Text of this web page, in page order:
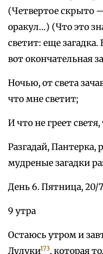
(Четвертое скрыто
оракул…) (Что это
светит: еще
вот окончательная
Ночью, от света
что мне светит;
И что не греет
Разгадай, Пантерка,
мудреные загадки
День 6. Пятница, 20/
9 утра
Остаюсь утром и
Лулуки173, которая